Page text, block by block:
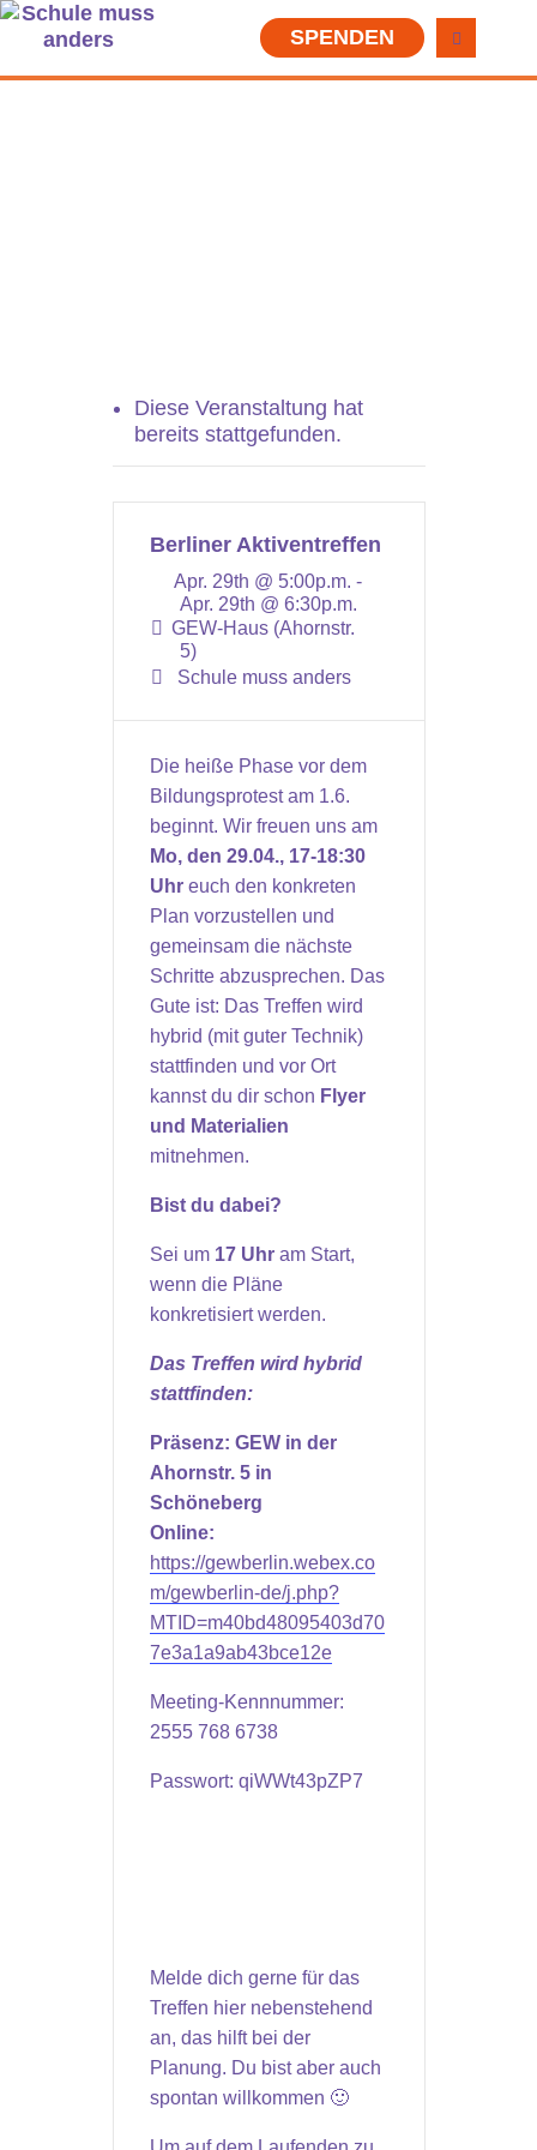
SPENDEN
Diese Veranstaltung hat
bereits stattgefunden.
Berliner Aktiventreffen
Apr. 29th @ 5:00p.m. -
Apr. 29th @ 6:30p.m.
GEW-Haus (Ahornstr.
5)
Schule muss anders
Die heiße Phase vor dem
Bildungsprotest am 1.6.
beginnt. Wir freuen uns am
Mo, den 29.04., 17-18:30
Uhr euch den konkreten
Plan vorzustellen und
gemeinsam die nächste
Schritte abzusprechen. Das
Gute ist: Das Treffen wird
hybrid (mit guter Technik)
stattfinden und vor Ort
kannst du dir schon Flyer
und Materialien
mitnehmen.
Bist du dabei?
Sei um 17 Uhram Start,
wenn die Pläne
konkretisiert werden.
Das Treffen wird hybrid
stattfinden:
Präsenz: GEW in der
Ahornstr. 5 in
Schöneberg
Online:
https://gewberlin.webex.co
m/gewberlin-de/j.php?
MTID=m40bd48095403d70
7e3a1a9ab43bce12e
Meeting-Kennnummer:
2555 768 6738
Passwort: qiWWt43pZP7
Melde dich gerne für das
Treffen hier nebenstehend
an, das hilft bei der
Planung. Du bist aber auch
spontan willkommen 🙂